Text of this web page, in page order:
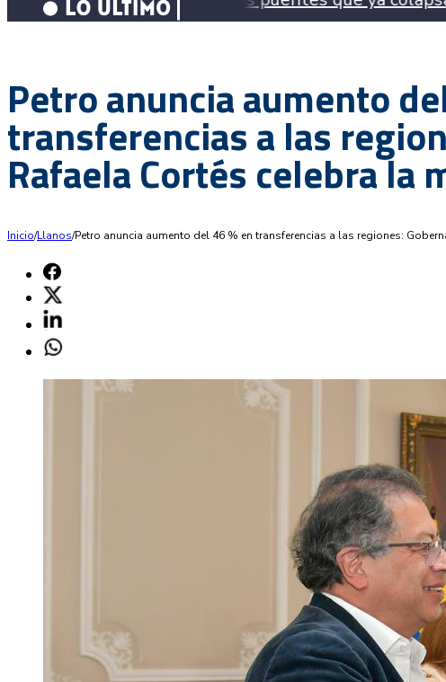
Petro anuncia aumento
transferencias a las
Rafaela Cortés celebra la
Inicio/Llanos/Petro anuncia aumento del 46 % en transferencias a las regiones: